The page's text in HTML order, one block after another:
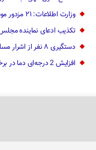
وزارت اطلاعات: ۲۱ مزدور موساد و ۴ شرور مسلح در کرمان بازداشت شدند
تکذیب ادعای نماینده
دستگیری ۸ نفر از اشرار مسلح شاخص و مرتبطین گروهک‌های تروریستی
افزایش 2 درجه‌ای دما در برخی مناطق/ هوای معتدل در نوار شمالی ایران